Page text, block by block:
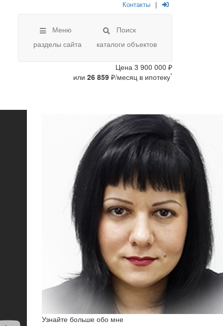
Контакты |
Меню
разделы сайта
Поиск
каталоги объектов
Цена 3 900 000 ₽
или 26 859 ₽/месяц в ипотеку*
Узнайте больше обо мне